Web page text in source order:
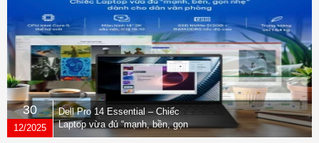
30
12/2025
Dell Pro 14 Essential – Chiếc
Laptop vừa đủ “mạnh, bền, gọn
nhẹ” dành cho dân văn phòng